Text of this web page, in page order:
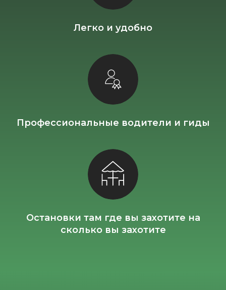
Легко и удобно
Профессиональные водители и гиды
Остановки там где вы захотите на
сколько вы захотите